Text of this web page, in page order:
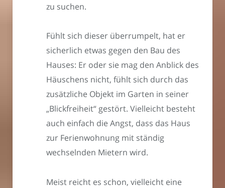
zu suchen.
Fühlt sich dieser überrumpelt, hat er
sicherlich etwas gegen den Bau des
Hauses: Er oder sie mag den Anblick des
Häuschens nicht, fühlt sich durch das
zusätzliche Objekt im Garten in seiner
„Blickfreiheit“ gestört. Vielleicht besteht
auch einfach die Angst, dass das Haus
zur Ferienwohnung mit ständig
wechselnden Mietern wird.
Meist reicht es schon, vielleicht eine